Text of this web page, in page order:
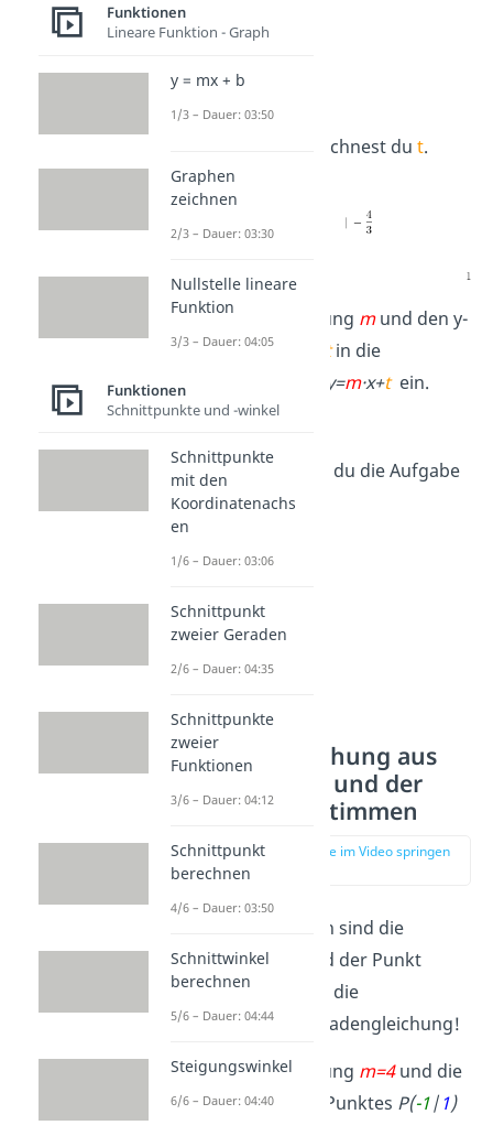
Als Nächstes berechnest dut.
3.Setze die Steigung m und den y-
Achsenabschnitt
tin die
allgemeine Form
y=m·x+tein.
Super, damit hast du die Aufgabe
gelöst!
Geradengleichung aus
einem Punkt und der
Steigung bestimmen
zur Stelle im Video springen
Gegeben sind die
Steigungm=4
und der Punkt
P(-1|1). Berechne die
zugehörende Geradengleichung!
1.Setze die Steigung m=4und die
Koordinaten des Punktes P(-1| 1)
Funktionen
Lineare Funktion - Graph
y = mx + b
1/3 – Dauer: 03:50
Graphen
zeichnen
2/3 – Dauer: 03:30
Nullstelle lineare
Funktion
3/3 – Dauer: 04:05
Funktionen
Schnittpunkte und -winkel
Schnittpunkte
mit den
Koordinatenachs
en
1/6 – Dauer: 03:06
Schnittpunkt
zweier Geraden
2/6 – Dauer: 04:35
Schnittpunkte
zweier
Funktionen
3/6 – Dauer: 04:12
Schnittpunkt
berechnen
4/6 – Dauer: 03:50
Schnittwinkel
berechnen
5/6 – Dauer: 04:44
Steigungswinkel
6/6 – Dauer: 04:40